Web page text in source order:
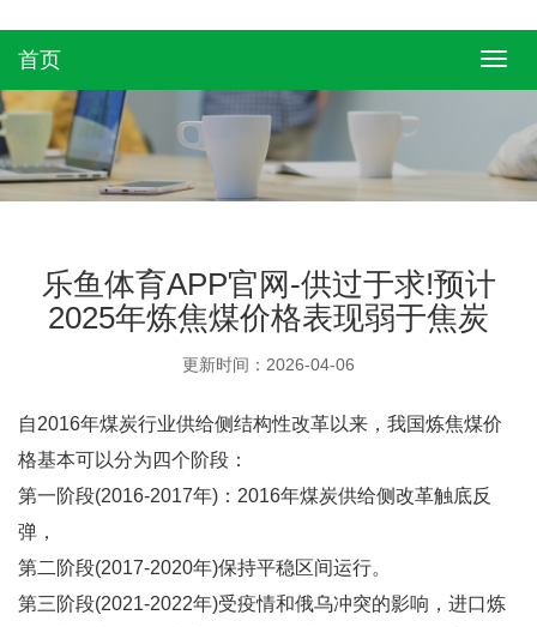
首页
乐鱼体育APP官网-供过于求!预计
2025年炼焦煤价格表现弱于焦炭
更新时间：2026-04-06
自2016年煤炭行业供给侧结构性改革以来，我国炼焦煤价
格基本可以分为四个阶段：
第一阶段(2016-2017年)：2016年煤炭供给侧改革触底反
弹，
第二阶段(2017-2020年)保持平稳区间运行。
第三阶段(2021-2022年)受疫情和俄乌冲突的影响，进口炼